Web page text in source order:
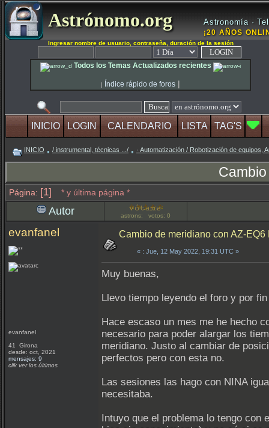
Astrónomo.org Astronomía ·
¡20 AÑOS
Ingresar nombre de usuario, contraseña, duración de la sesión
Todos los Temas Actualizados recientes
| Índice rápido de foros |
INICIO LOGIN CALENDARIO LISTA TAG'S
INICIO / instrumental, técnicas .../ · Automatización / Robotización de equipos,
Página: [1] * y última página *
Autor astrons: votos: 0
evanfanel
evanfanel
41 Girona
desde: oct, 2021
mensajes: 9
clik ver los últimos
Cambio de meridiano con AZ-EQ6
« : Jue, 12 May 2022, 19:31 UTC »
Muy buenas,
Llevo tiempo leyendo el foro y por
Hace escaso un mes me he hecho
necesario para poder alargar los
meridiano. Justo al cambiar de
perfectos pero con esta no.
Las sesiones las hago con NINA
necesitaba.
Intuyo que el problema lo tengo con